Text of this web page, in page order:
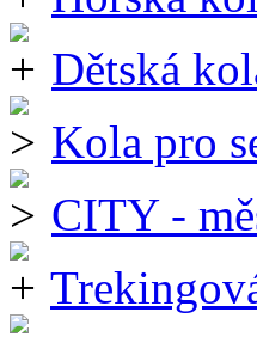
Dětská
Kola pro
CITY -